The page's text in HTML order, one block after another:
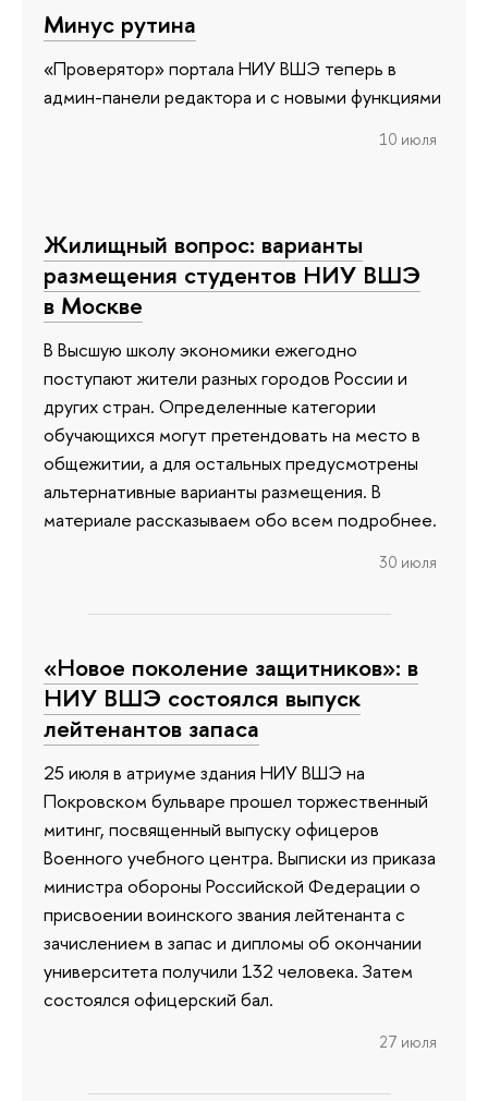
Минус рутина
«Проверятор» портала НИУ ВШЭ теперь в
админ-панели редактора и с новыми функциями
10 июля
Жилищный вопрос: варианты
размещения студентов НИУ ВШЭ
в Москве
В Высшую школу экономики ежегодно
поступают жители разных городов России и
других стран. Определенные категории
обучающихся могут претендовать на место в
общежитии, а для остальных предусмотрены
альтернативные варианты размещения. В
материале рассказываем обо всем подробнее.
30 июля
«Новое поколение защитников»: в
НИУ ВШЭ состоялся выпуск
лейтенантов запаса
25 июля в атриуме здания НИУ ВШЭ на
Покровском бульваре прошел торжественный
митинг, посвященный выпуску офицеров
Военного учебного центра. Выписки из приказа
министра обороны Российской Федерации о
присвоении воинского звания лейтенанта с
зачислением в запас и дипломы об окончании
университета получили 132 человека. Затем
состоялся офицерский бал.
27 июля